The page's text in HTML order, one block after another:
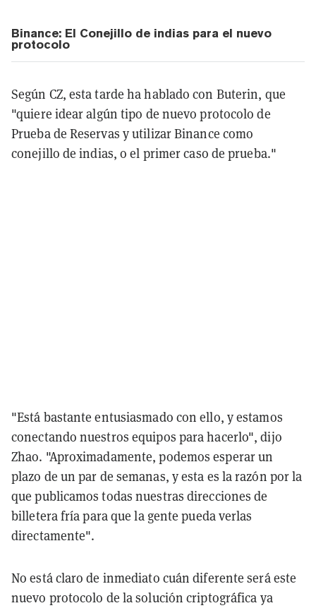
Binance: El Conejillo de indias para el nuevo
protocolo
Según CZ, esta tarde ha hablado con Buterin, que
"quiere idear algún tipo de nuevo protocolo de
Prueba de Reservas y utilizar Binance como
conejillo de indias, o el primer caso de prueba."
"Está bastante entusiasmado con ello, y estamos
conectando nuestros equipos para hacerlo", dijo
Zhao. "Aproximadamente, podemos esperar un
plazo de un par de semanas, y esta es la razón por la
que publicamos todas nuestras direcciones de
billetera fría para que la gente pueda verlas
directamente".
No está claro de inmediato cuán diferente será este
nuevo protocolo de la solución criptográfica ya